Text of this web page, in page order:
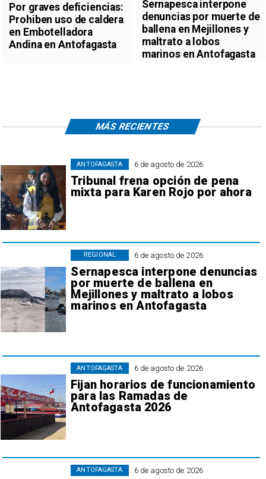
Por graves deficiencias:
Prohiben uso de caldera
en Embotelladora
Andina en Antofagasta
Sernapesca interpone
denuncias por muerte de
ballena en Mejillones y
maltrato a lobos
marinos en Antofagasta
6 de agosto de 2026
Tribunal frena opción de pena
mixta para Karen Rojo por ahora
ANTOFAGASTA
6 de agosto de 2026
Sernapesca interpone denuncias
por muerte de ballena en
Mejillones y maltrato a lobos
marinos en Antofagasta
REGIONAL
6 de agosto de 2026
Fijan horarios de funcionamiento
para las Ramadas de
Antofagasta 2026
ANTOFAGASTA
6 de agosto de 2026
ANTOFAGASTA
MÁS RECIENTES